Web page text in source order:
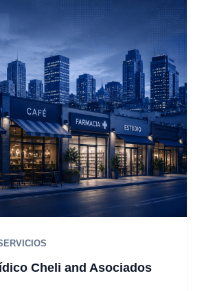
Cheli and Asociados